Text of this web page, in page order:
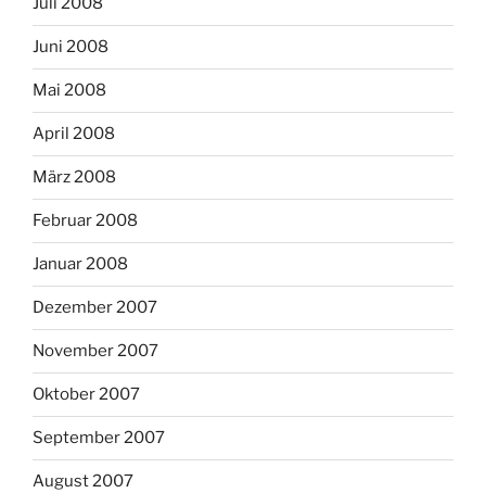
Juni 2008
Mai 2008
April 2008
März 2008
Februar 2008
Januar 2008
Dezember 2007
November 2007
Oktober 2007
September 2007
August 2007